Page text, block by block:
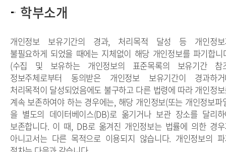
학부소개
개인정보 보유기간의 경과, 처리목적 달성 등 개인정보
불필요하게 되었을 때에는 지체없이 해당 개인정보를 파기합니
(수집 및 보유하는 개인정보의 표준목록의 보유기간 참
정보주체로부터 동의받은 개인정보 보유기간이 경과하거
처리목적이 달성되었음에도 불구하고 다른 법령에 따라 개인정
계속 보존하여야 하는 경우에는, 해당 개인정보(또는 개인정보파
을 별도의 데이터베이스(DB)로 옮기거나 보관 장소를 달리
보존합니다. 이 때, DB로 옮겨진 개인정보는 법률에 의한 경
아니고서는 다른 목적으로 이용되지 않습니다. 개인정보의